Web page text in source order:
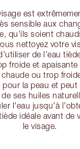
est
sensible aux
qu'ils soient
nettoyez votre
de l’eau
froide et apaisante
chaude ou trop
pour la peau et
de ses huiles
l'eau jusqu'à
idéale avant de
le visage.